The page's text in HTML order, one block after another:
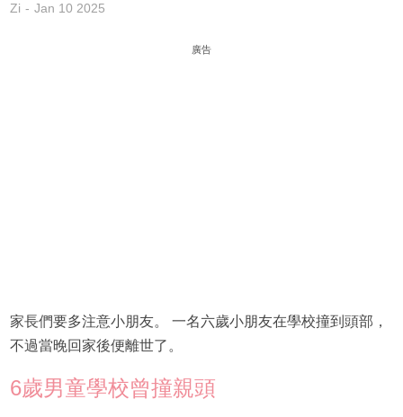
Zi Jan 10 2025
廣告
家長們要多注意小朋友。 一名六歲小朋友在學校撞到頭部，
不過當晚回家後便離世了。
6歲男童學校曾撞親頭